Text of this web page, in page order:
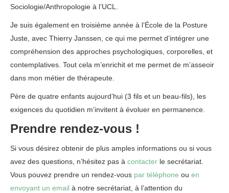
Sociologie/Anthropologie à l’UCL.
Je suis également en troisième année à l’École de la Posture
Juste, avec Thierry Janssen, ce qui me permet d’intégrer une
compréhension des approches psychologiques, corporelles, et
contemplatives. Tout cela m’enrichit et me permet de m’asseoir
dans mon métier de thérapeute.
Père de quatre enfants aujourd’hui (3 fils et un beau-fils), les
exigences du quotidien m’invitent à évoluer en permanence.
Prendre rendez-vous !
Si vous désirez obtenir de plus amples informations ou si vous
avez des questions, n’hésitez pas à contacter le secrétariat.
Vous pouvez prendre un rendez-vous par téléphone ou en
envoyant un email à notre secrétariat, à l’attention du